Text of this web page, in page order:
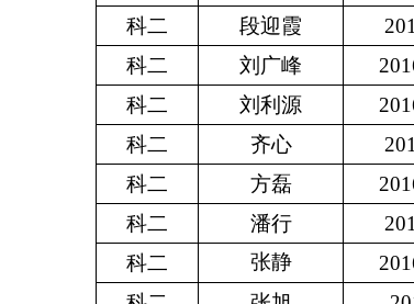
科二
段迎霞
科二
刘广峰
科二
刘利源
科二
齐心
科二
方磊
科二
潘行
科二
张静